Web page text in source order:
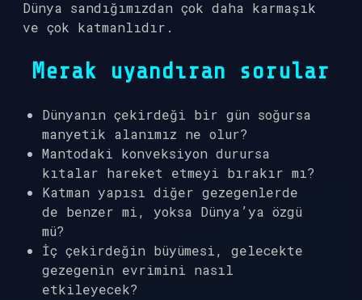
Dünya sandığımızdan çok daha karmaşık
ve çok katmanlıdır.
Merak uyandıran sorular
Dünyanın çekirdeği bir gün soğursa
manyetik alanımız ne olur?
Mantodaki konveksiyon durursa
kıtalar hareket etmeyi bırakır mı?
Katman yapısı diğer gezegenlerde
de benzer mi, yoksa Dünya’ya özgü
mü?
İç çekirdeğin büyümesi, gelecekte
gezegenin evrimini nasıl
etkileyecek?